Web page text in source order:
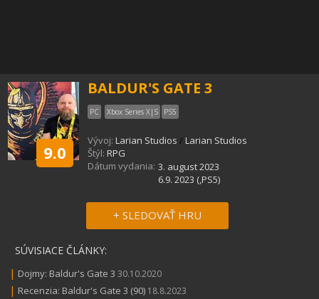
9.0
BALDUR'S GATE 3
PC Xbox Series X|S PS5
Vývoj: Larian Studios / Larian Studios
Štýl: RPG
Dátum vydania: 3. august 2023
6.9. 2023 (,PS5)
+ SLEDOVAŤ HRU
SÚVISIACE ČLÁNKY:
| Dojmy: Baldur's Gate 3 30.10.2020
| Recenzia: Baldur's Gate 3 (90) 18.8.2023